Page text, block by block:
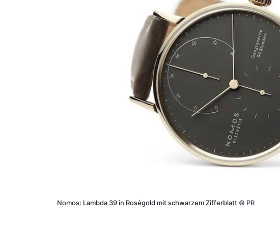
Nomos: Lambda 39 in Roségold mit schwarzem Zifferblatt © PR